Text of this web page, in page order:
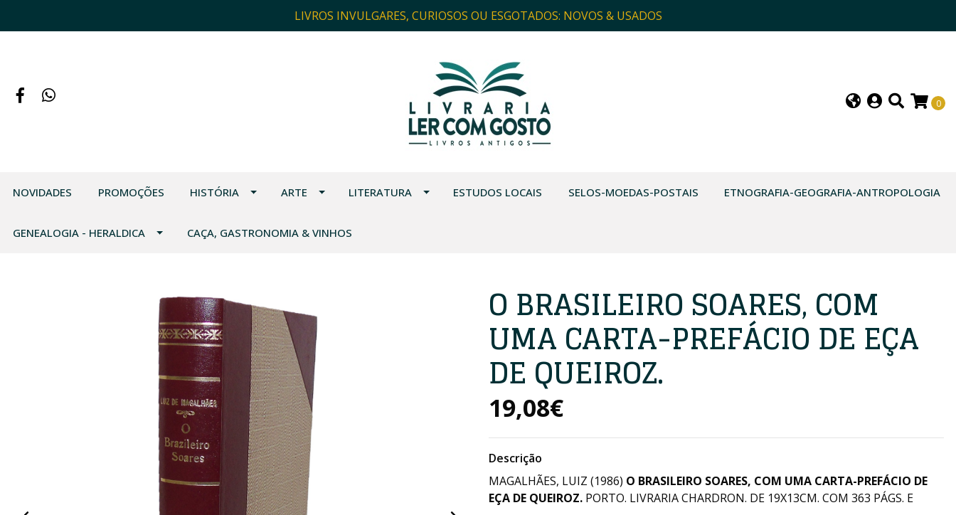
LIVROS INVULGARES, CURIOSOS OU ESGOTADOS: NOVOS & USADOS
0
NOVIDADES PROMOÇÕES HISTÓRIA ARTE LITERATURA ESTUDOS LOCAIS SELOS-MOEDAS-POSTAIS ETNOGRAFIA-GEOGRAFIA-ANTROPOLOGIA
GENEALOGIA - HERALDICA CAÇA, GASTRONOMIA & VINHOS
O BRASILEIRO SOARES, COM
UMA CARTA-PREFÁCIO DE EÇA
DE QUEIROZ.
19,08€
Descrição
MAGALHÃES, LUIZ (1986) O BRASILEIRO SOARES, COM UMA CARTA-PREFÁCIO DE
EÇA DE QUEIROZ. PORTO. LIVRARIA CHARDRON. DE 19X13CM. COM 363 PÁGS. E